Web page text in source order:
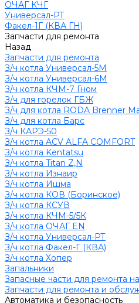
ОЧАГ КЧГ
Универсал-РТ
Факел-1Г (КВА ГН)
Запчасти для ремонта
Назад
Запчасти для ремонта
З/ч котла Универсал-5М
З/ч котла Универсал-6М
З/ч котла КЧМ-7 Гном
З/ч для горелок ГБЖ
З/ч для котла RODA Brenner
З/ч для котла Барс
З/ч КАРЭ-50
З/ч котла ACV ALFA COMFORT
З/ч котла Kentatsu
З/ч котла Titan Z,N
З/ч котла Изнаир
З/ч котла Ишма
З/ч котла КОВ (Боринское)
З/ч котла КСУВ
З/ч котла КЧМ-5/5К
З/ч котла ОЧАГ EN
З/ч котла Универсал-РТ
З/ч котла Факел-Г (КВА)
З/ч котла Хопер
Запальники
Запасные части для ремонта
Запчасти для ремонта и
Автоматика и безопасность